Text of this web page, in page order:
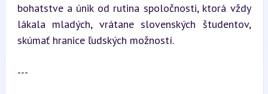
bohatstve a únik od rutina spoločnosti, ktorá vždy
lákala mladých, vrátane slovenských študentov,
skúmať hranice ľudských možností.
---